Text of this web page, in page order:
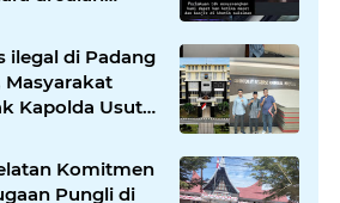
ilegal di Padang
Masyarakat
Kapolda Usut
Komitmen
Pungli di